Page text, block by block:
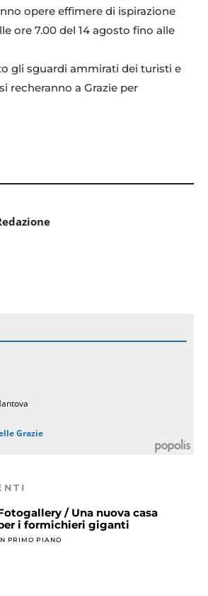
opere effimere di ispirazione
ore 7.00 del 14 agosto fino alle
gli sguardi ammirati dei turisti e
recheranno a Grazie per
Grazie
/ Una nuova casa
i formichieri giganti
PRIMO PIANO